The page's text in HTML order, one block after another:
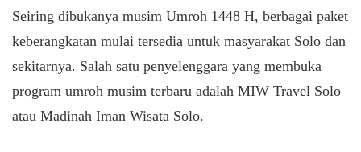
Seiring dibukanya musim Umroh 1448 H, berbagai paket
keberangkatan mulai tersedia untuk masyarakat Solo dan
sekitarnya. Salah satu penyelenggara yang membuka
program umroh musim terbaru adalah MIW Travel Solo
atau Madinah Iman Wisata Solo.